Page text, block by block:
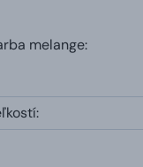
melange: